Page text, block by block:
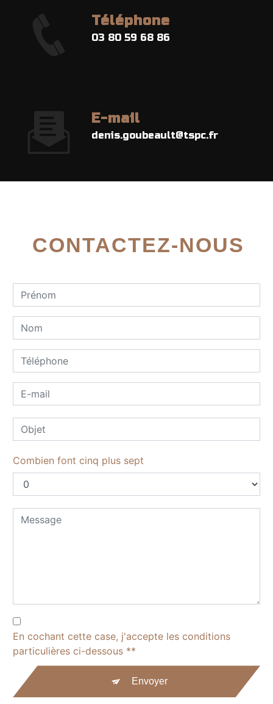
Téléphone
03 80 59 68 86
E-mail
denis.goubeault@tspc.fr
CONTACTEZ-NOUS
Combien font cinq plus sept
En cochant cette case, j'accepte les conditions
particulières ci-dessous **
Envoyer